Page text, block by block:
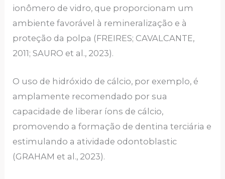
ionômero de vidro, que proporcionam um
ambiente favorável à remineralização e à
proteção da polpa (FREIRES; CAVALCANTE,
2011; SAURO et al., 2023).
O uso de hidróxido de cálcio, por exemplo, é
amplamente recomendado por sua
capacidade de liberar íons de cálcio,
promovendo a formação de dentina terciária e
estimulando a atividade odontoblastic
(GRAHAM et al., 2023).